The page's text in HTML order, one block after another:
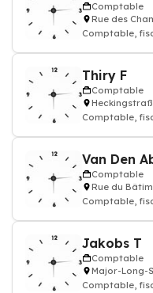
Comptable
Rue des
Comptable,
Thiry F
Comptable
Comptable,
Van Den
Comptable
Rue du
Comptable,
Jakobs T
Comptable
Major-Long-
Comptable,